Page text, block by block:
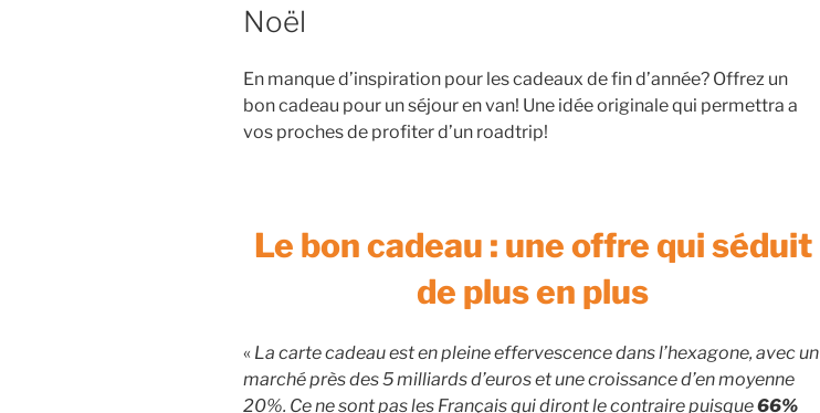
Noël
En manque d’inspiration pour les cadeaux de fin d’année? Offrez un
bon cadeau pour un séjour en van! Une idée originale qui permettra a
vos proches de profiter d’un roadtrip!
Le bon cadeau : une offre qui séduit
de plus en plus
« La carte cadeau est en pleine effervescence dans l’hexagone, avec un
marché près des 5 milliards d’euros et une croissance d’en moyenne
20%. Ce ne sont pas les Français qui diront le contraire puisque66%